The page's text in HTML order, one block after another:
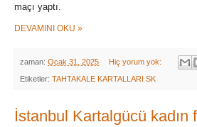
maçı yaptı.
DEVAMINI OKU »
zaman: Ocak 31, 2025 Hiç yorum yok:
Etiketler: TAHTAKALE KARTALLARI SK
İstanbul Kartalgücü kadın